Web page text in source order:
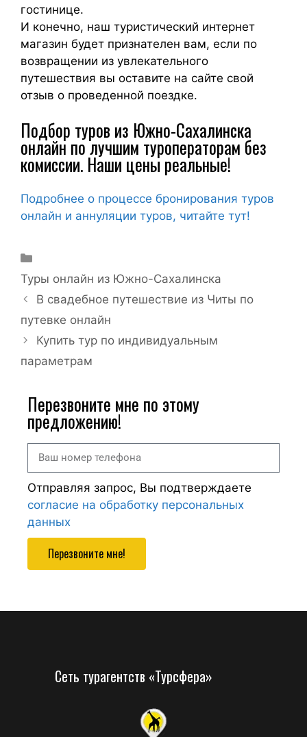
гостинице.
И конечно, наш туристический интернет
магазин будет признателен вам, если по
возвращении из увлекательного
путешествия вы оставите на сайте свой
отзыв о проведенной поездке.
Подбор туров из Южно-Сахалинска
онлайн по лучшим туроператорам без
комиссии. Наши цены реальные!
Подробнее о процессе бронирования туров
онлайн и аннуляции туров, читайте тут!
Туры онлайн из Южно-Сахалинска
В свадебное путешествие из Читы по
путевке онлайн
Купить тур по индивидуальным
параметрам
Перезвоните мне по этому
предложению!
Отправляя запрос, Вы подтверждаете
согласие на обработку персональных
данных
Перезвоните мне!
Сеть турагентств «Турсфера»